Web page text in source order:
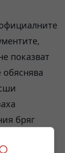
показват
обяснява
бряг